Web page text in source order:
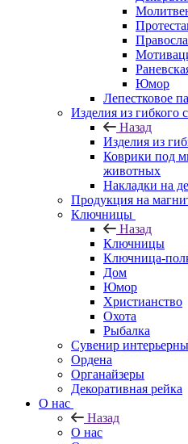
Юмор
Лепестковое
Изделия из гибкого
Назад
Изделия из
Коврики под
животных
Накладки на
Продукция на
Ключницы
Назад
Ключницы
Ключница-
Дом
Юмор
Христианство
Охота
Рыбалка
Сувенир
Ордена
Органайзеры
Декоративная рейка
О нас
Назад
О нас